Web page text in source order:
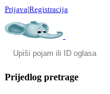
Prijava|Registracija
Prijedlog pretrage